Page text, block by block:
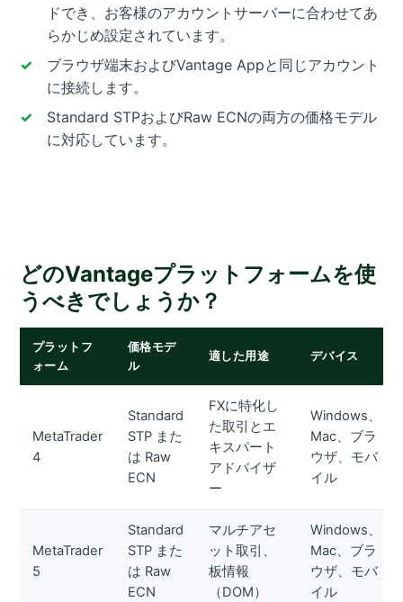
ドでき、お客様のアカウントサーバーに合わせてあ
らかじめ設定されています。
ブラウザ端末およびVantage Appと同じアカウント
に接続します。
Standard STPおよびRaw ECNの両方の価格モデル
に対応しています。
どのVantageプラットフォームを使
うべきでしょうか？
プラットフ
ォーム
価格モデ
ル
適した用途 デバイス
MetaTrader
4
Standard
STP また
は Raw
ECN
FXに特化し
た取引とエ
キスパート
アドバイザ
ー
Windows、
Mac、ブラ
ウザ、モバ
イル
MetaTrader
5
Standard
STP また
は Raw
ECN
マルチアセ
ット取引、
板情報
（DOM）
Windows、
Mac、ブラ
ウザ、モバ
イル